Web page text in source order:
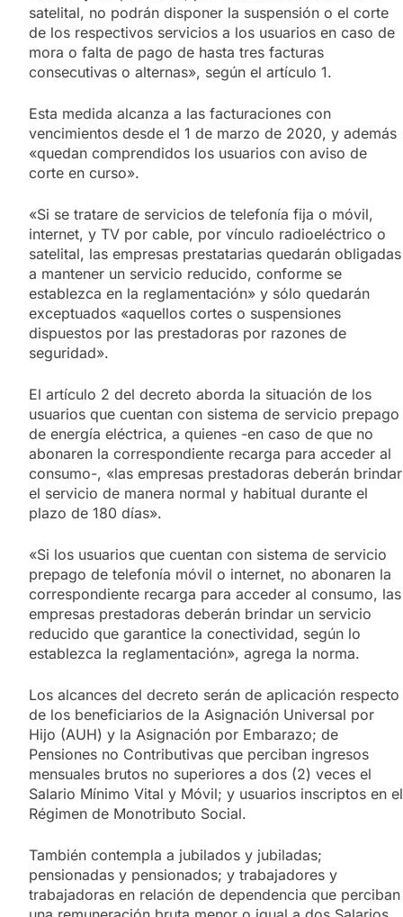
satelital, no podrán disponer la suspensión o el corte
de los respectivos servicios a los usuarios en caso de
mora o falta de pago de hasta tres facturas
consecutivas o alternas», según el artículo 1.
Esta medida alcanza a las facturaciones con
vencimientos desde el 1 de marzo de 2020, y además
«quedan comprendidos los usuarios con aviso de
corte en curso».
«Si se tratare de servicios de telefonía fija o móvil,
internet, y TV por cable, por vínculo radioeléctrico o
satelital, las empresas prestatarias quedarán obligadas
a mantener un servicio reducido, conforme se
establezca en la reglamentación» y sólo quedarán
exceptuados «aquellos cortes o suspensiones
dispuestos por las prestadoras por razones de
seguridad».
El artículo 2 del decreto aborda la situación de los
usuarios que cuentan con sistema de servicio prepago
de energía eléctrica, a quienes -en caso de que no
abonaren la correspondiente recarga para acceder al
consumo-, «las empresas prestadoras deberán brindar
el servicio de manera normal y habitual durante el
plazo de 180 días».
«Si los usuarios que cuentan con sistema de servicio
prepago de telefonía móvil o internet, no abonaren la
correspondiente recarga para acceder al consumo, las
empresas prestadoras deberán brindar un servicio
reducido que garantice la conectividad, según lo
establezca la reglamentación», agrega la norma.
Los alcances del decreto serán de aplicación respecto
de los beneficiarios de la Asignación Universal por
Hijo (AUH) y la Asignación por Embarazo; de
Pensiones no Contributivas que perciban ingresos
mensuales brutos no superiores a dos (2) veces el
Salario Mínimo Vital y Móvil; y usuarios inscriptos en el
Régimen de Monotributo Social.
También contempla a jubilados y jubiladas;
pensionadas y pensionados; y trabajadores y
trabajadoras en relación de dependencia que perciban